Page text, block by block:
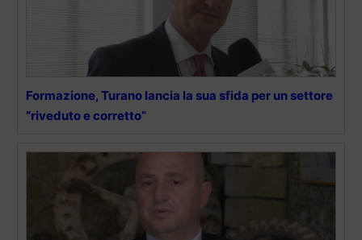
Formazione, Turano lancia la sua sfida per un settore
“riveduto e corretto”